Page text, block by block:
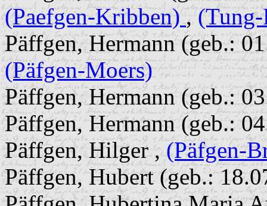
(Paefgen-Kribben),
Päffgen, Hermann (geb.:
(Päfgen-Moers)
Päffgen, Hermann (geb.:
Päffgen, Hermann (geb.:
Päffgen, Hilger ,(Päfgen-
Päffgen, Hubert (geb.: